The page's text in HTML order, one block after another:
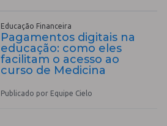
Educação Financeira
Pagamentos digitais na
educação: como eles
facilitam o acesso ao
curso de Medicina
Publicado por Equipe Cielo